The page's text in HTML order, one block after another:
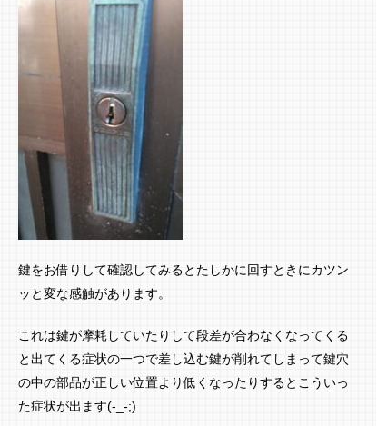
鍵をお借りして確認してみるとたしかに回すときにカツン
ッと変な感触があります。
これは鍵が摩耗していたりして段差が合わなくなってくる
と出てくる症状の一つで差し込む鍵が削れてしまって鍵穴
の中の部品が正しい位置より低くなったりするとこういっ
た症状が出ます(-_-;)